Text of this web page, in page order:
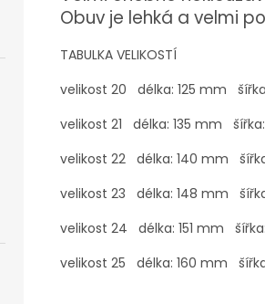
Obuv je lehká a velmi
TABULKA VELIKOSTÍ
velikost 20 délka: 125 mm
velikost 21 délka: 135 mm
velikost 22 délka: 140 mm
velikost 23 délka: 148 mm
velikost 24 délka: 151 mm
velikost 25 délka: 160 mm